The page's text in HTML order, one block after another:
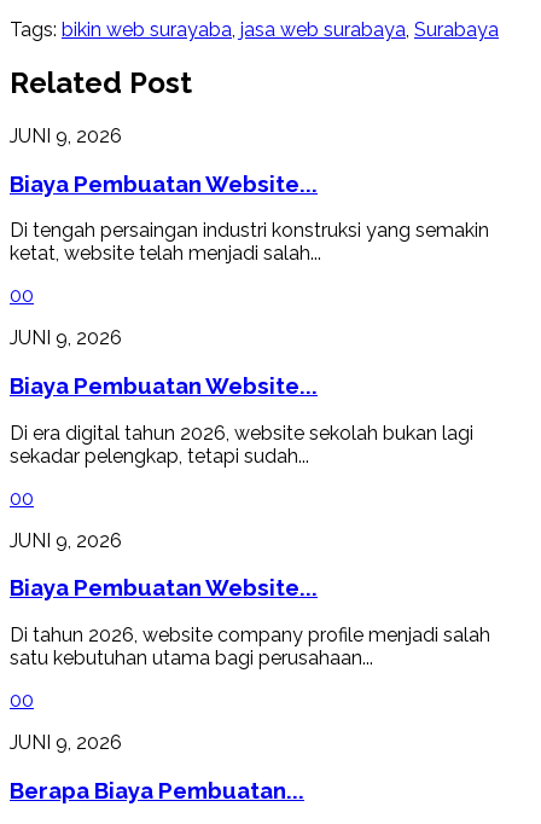
Tags: bikin web surayaba, jasa web surabaya, Surabaya
Related Post
JUNI 9, 2026
Biaya Pembuatan Website...
Di tengah persaingan industri konstruksi yang semakin
ketat, website telah menjadi salah...
00
JUNI 9, 2026
Biaya Pembuatan Website...
Di era digital tahun 2026, website sekolah bukan lagi
sekadar pelengkap, tetapi sudah...
00
JUNI 9, 2026
Biaya Pembuatan Website...
Di tahun 2026, website company profile menjadi salah
satu kebutuhan utama bagi perusahaan...
00
JUNI 9, 2026
Berapa Biaya Pembuatan...